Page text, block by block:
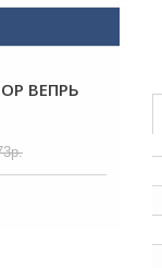
ВЕПРЬ